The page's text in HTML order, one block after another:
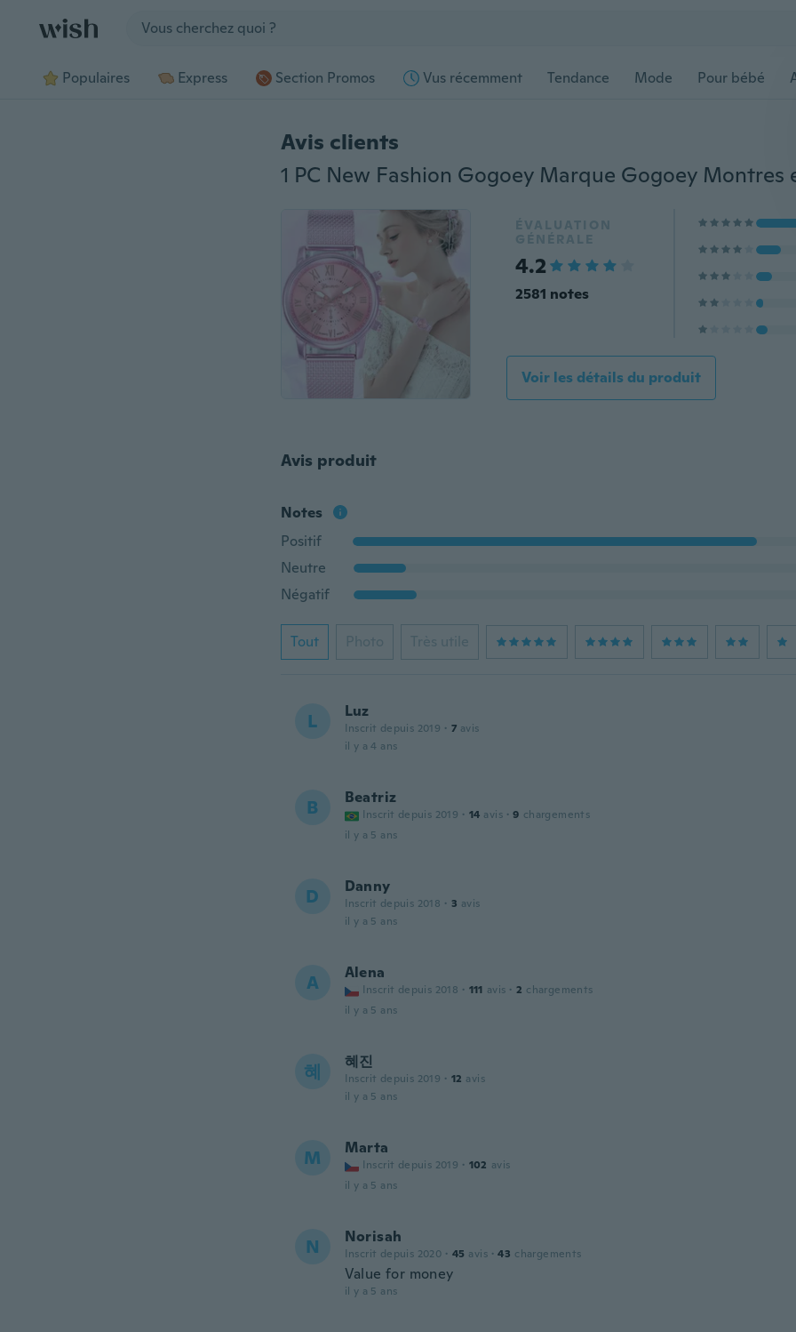
Populaires Express Section Promos Vus récemment Tendance Mode Pour bébé
Avis clients
ÉVALUATION
GÉNÉRALE
4.2
2581 notes
Voir les détails du produit
Avis produit
Notes
Positif
Neutre
Négatif
Tout Photo Très utile
L Luz
Inscrit depuis 2019 · 7 avis
il y a 4 ans
B Beatriz
Inscrit depuis 2019 · 14 avis · 9 chargements
il y a 5 ans
D Danny
Inscrit depuis 2018 · 3 avis
il y a 5 ans
A Alena
Inscrit depuis 2018 · 111 avis · 2 chargements
il y a 5 ans
혜 혜진
Inscrit depuis 2019 · 12 avis
il y a 5 ans
M Marta
Inscrit depuis 2019 · 102 avis
il y a 5 ans
N Norisah
Inscrit depuis 2020 · 45 avis · 43 chargements
Value for money
il y a 5 ans